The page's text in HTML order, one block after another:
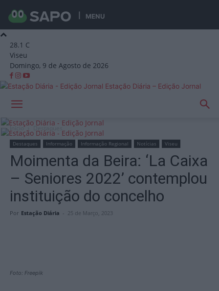
MENU
28.1 C
Viseu
Domingo, 9 de Agosto de 2026
Estação Diária – Edição Jornal
Início Destaques
Destaques Informação Informação Regional Notícias Viseu
Moimenta da Beira: ‘La Caixa
– Seniores 2022’ contemplou
instituição do concelho
Por Estação Diária - 25 de Março, 2023
Foto: Freepik